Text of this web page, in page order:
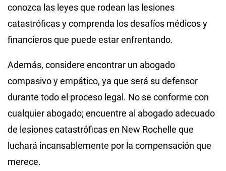
conozca las leyes que rodean las lesiones
catastróficas y comprenda los desafíos médicos y
financieros que puede estar enfrentando.
Además, considere encontrar un abogado
compasivo y empático, ya que será su defensor
durante todo el proceso legal. No se conforme con
cualquier abogado; encuentre al abogado adecuado
de lesiones catastróficas en New Rochelle que
luchará incansablemente por la compensación que
merece.